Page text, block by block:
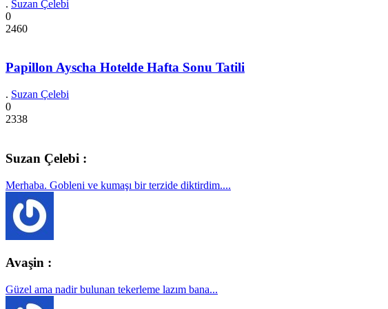
. Suzan Çelebi
0
2460
Papillon Ayscha Hotelde Hafta Sonu Tatili
. Suzan Çelebi
0
2338
Suzan Çelebi :
Merhaba. Gobleni ve kumaşı bir terzide diktirdim....
Avaşin :
Güzel ama nadir bulunan tekerleme lazım bana...